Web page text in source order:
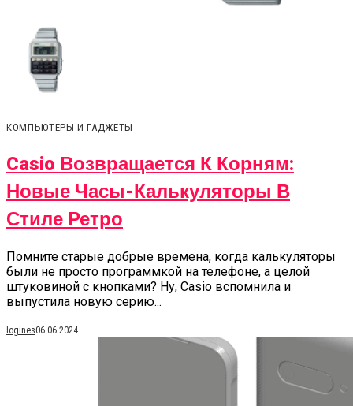
КОМПЬЮТЕРЫ И ГАДЖЕТЫ
Casio Возвращается К Корням:
Новые Часы-Калькуляторы В
Стиле Ретро
Помните старые добрые времена, когда калькуляторы
были не просто программкой на телефоне, а целой
штуковиной с кнопками? Ну, Casio вспомнила и
выпустила новую серию...
logines06.06.2024